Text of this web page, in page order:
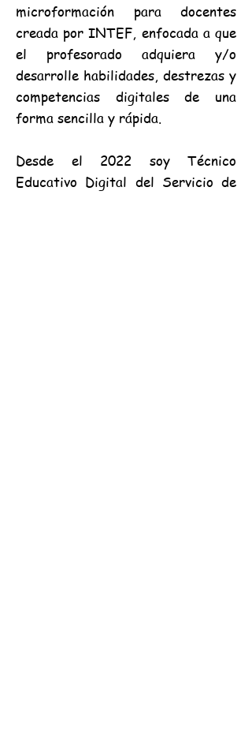
microformación para docentes
creada por INTEF, enfocada a que
el profesorado adquiera y/o
desarrolle habilidades, destrezas y
competencias digitales de una
forma sencilla y rápida.
Desde el 2022 soy Técnico
Educativo Digital del Servicio de